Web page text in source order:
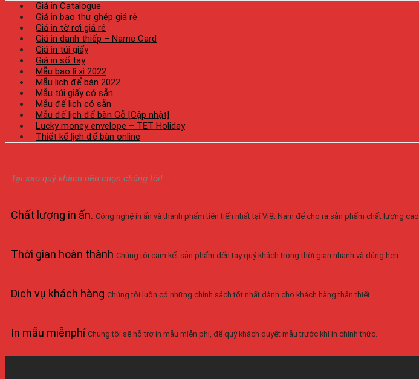
Giá in Catalogue
Giá in bao thư ghép giá rẻ
Giá in tờ rơi giá rẻ
Giá in danh thiếp – Name Card
Giá in túi giấy
Giá in sổ tay
Mẫu bao lì xì 2022
Mẫu lịch để bàn 2022
Mẫu túi giấy có sẵn
Mẫu đế lịch có sẵn
Mẫu đế lịch để bàn Gỗ [Cập nhật]
Lucky money envelope – TET Holiday
Thiết kế lịch để bàn online
Tại sao quý khách nên chọn chúng tôi!
Chất lượng in ấn. Công nghệ in ấn và thành phẩm tiên tiến nhất tại Việt Nam để cho ra sản phẩm chất lượng cao
Thời gian hoàn thành Chúng tôi cam kết sản phẩm đến tay quý khách trong thời gian nhanh và đúng hẹn
Dịch vụ khách hàng Chúng tôi luôn có những chính sách tốt nhất dành cho khách hàng thân thiết.
In mẫu miễnphí Chúng tôi sẽ hỗ trợ in mẫu miễn phí, để quý khách duyệt mẫu trước khi in chính thức.